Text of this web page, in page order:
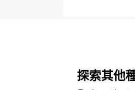
探索其他